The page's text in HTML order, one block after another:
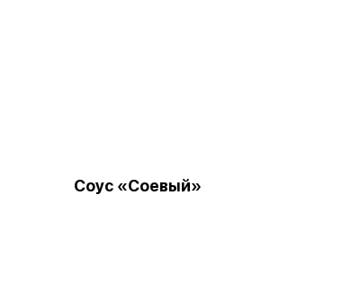
Соус «Соевый»